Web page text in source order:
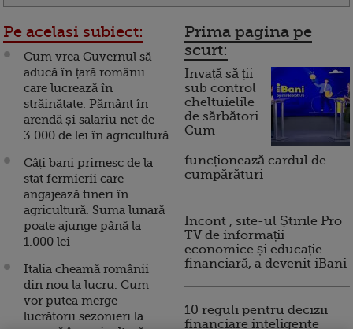
Pe acelasi subiect:
Cum vrea Guvernul să
aducă în țară românii
care lucrează în
străinătate. Pământ în
arendă și salariu net de
3.000 de lei în agricultură
Câți bani primesc de la
stat fermierii care
angajează tineri în
agricultură. Suma lunară
poate ajunge până la
1.000 lei
Italia cheamă românii
din nou la lucru. Cum
vor putea merge
lucrătorii sezonieri la
Prima pagina pe
scurt:
Invață să ții
sub control
cheltuielile
de sărbători.
Cum
funcționează cardul de
cumpărături
Incont , site-ul Știrile Pro
TV de informații
economice și educație
financiară, a devenit iBani
10 reguli pentru decizii
financiare inteligente